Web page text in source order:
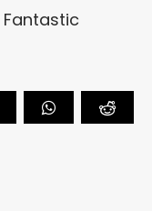
Fantastic